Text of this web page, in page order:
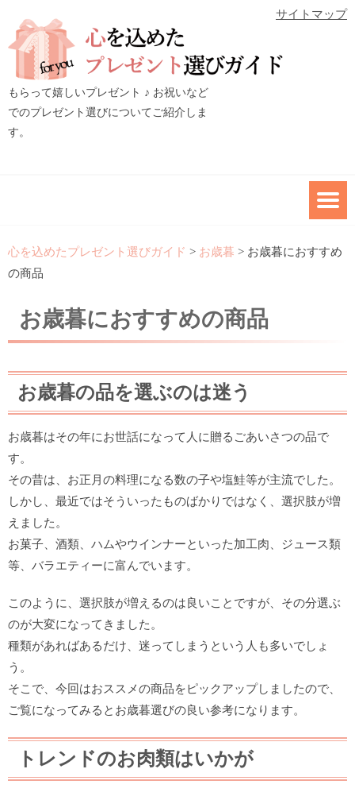
サイトマップ
もらって嬉しいプレゼント ♪ お祝いなど
でのプレゼント選びについてご紹介しま
す。
心を込めたプレゼント選びガイド > お歳暮 > お歳暮におすすめ
の商品
お歳暮におすすめの商品
お歳暮の品を選ぶのは迷う
お歳暮はその年にお世話になって人に贈るごあいさつの品で
す。
その昔は、お正月の料理になる数の子や塩鮭等が主流でした。
しかし、最近ではそういったものばかりではなく、選択肢が増
えました。
お菓子、酒類、ハムやウインナーといった加工肉、ジュース類
等、バラエティーに富んでいます。
このように、選択肢が増えるのは良いことですが、その分選ぶ
のが大変になってきました。
種類があればあるだけ、迷ってしまうという人も多いでしょ
う。
そこで、今回はおススメの商品をピックアップしましたので、
ご覧になってみるとお歳暮選びの良い参考になります。
トレンドのお肉類はいかが